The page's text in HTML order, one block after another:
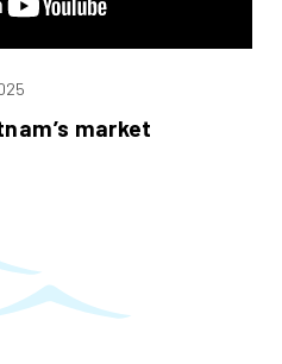
market